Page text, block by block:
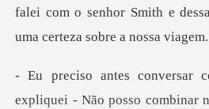
Histórico
Sair
falei com o senhor Smith e
expliquei - Não posso